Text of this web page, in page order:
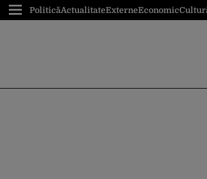
PoliticăActualitateExterneEconomic